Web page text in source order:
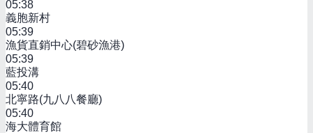
05:38
義胞新村
05:39
漁貨直銷中心(碧砂漁港)
05:39
藍投溝
05:40
北寧路(九八八餐廳)
05:40
海大體育館